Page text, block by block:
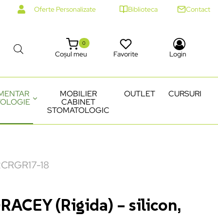
Oferte Personalizate Biblioteca Contact
Coșul meu
0
Favorite Login
MOBILIER
CABINET
STOMATOLOGIC
OUTLET CURSURI
18
(Rigida) – silicon,